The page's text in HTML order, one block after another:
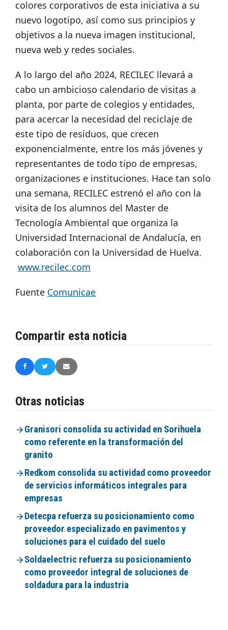
colores corporativos de esta iniciativa a su
nuevo logotipo, así como sus principios y
objetivos a la nueva imagen institucional,
nueva web y redes sociales.
A lo largo del año 2024, RECILEC llevará a
cabo un ambicioso calendario de visitas a
planta, por parte de colegios y entidades,
para acercar la necesidad del reciclaje de
este tipo de residuos, que crecen
exponencialmente, entre los más jóvenes y
representantes de todo tipo de empresas,
organizaciones e instituciones. Hace tan solo
una semana, RECILEC estrenó el año con la
visita de los alumnos del Master de
Tecnología Ambiental que organiza la
Universidad Internacional de Andalucía, en
colaboración con la Universidad de Huelva.
www.recilec.com
Fuente Comunicae
Compartir esta noticia
Otras noticias
Granisori consolida su actividad en Sorihuela
como referente en la transformación del
granito
Redkom consolida su actividad como proveedor
de servicios informáticos integrales para
empresas
Detecpa refuerza su posicionamiento como
proveedor especializado en pavimentos y
soluciones para el cuidado del suelo
Soldaelectric refuerza su posicionamiento
como proveedor integral de soluciones de
soldadura para la industria